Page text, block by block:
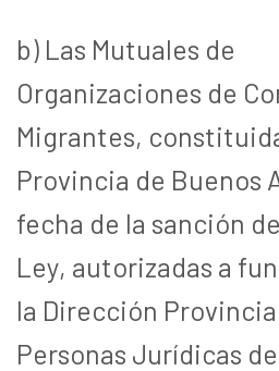
b) Las Mutuales de
Organizaciones de
Migrantes,
Provincia de Buenos
fecha de la sanción
Ley, autorizadas a
la Dirección
Personas Jurídicas de